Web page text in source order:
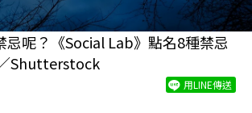
忌呢？《Social Lab》點名8種禁忌
Shutterstock
用LINE傳送